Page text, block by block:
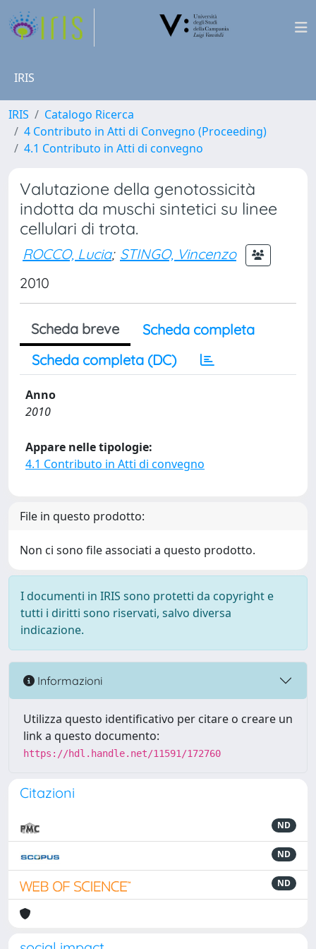
IRIS
IRIS
Catalogo Ricerca
4 Contributo in Atti di Convegno (Proceeding)
4.1 Contributo in Atti di convegno
Valutazione della genotossicità
indotta da muschi sintetici su linee
cellulari di trota.
ROCCO, Lucia; STINGO, Vincenzo
2010
Scheda breve
Scheda completa
Scheda completa (DC)
Anno
2010
Appare nelle tipologie:
4.1 Contributo in Atti di convegno
File in questo prodotto:
Non ci sono file associati a questo prodotto.
I documenti in IRIS sono protetti da copyright e
tutti i diritti sono riservati, salvo diversa
indicazione.
Informazioni
Utilizza questo identificativo per citare o creare un
link a questo documento:
https://hdl.handle.net/11591/172760
Citazioni
ND
ND
ND